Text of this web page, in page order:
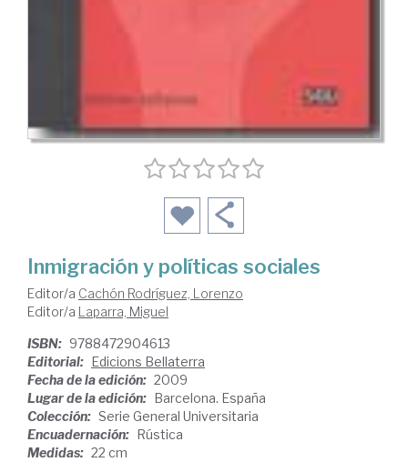
Inmigración y políticas sociales
Editor/a Cachón Rodríguez, Lorenzo
Editor/a Laparra, Miguel
ISBN: 9788472904613
Editorial: Edicions Bellaterra
Fecha de la edición: 2009
Lugar de la edición: Barcelona. España
Colección: Serie General Universitaria
Encuadernación: Rústica
Medidas: 22 cm